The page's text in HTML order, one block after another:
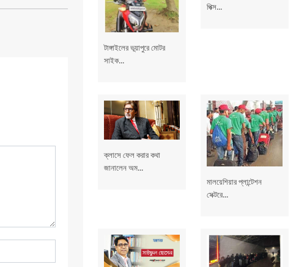
টাঙ্গাইলের ভূয়াপুরে মোটর
সাইক...
পিক্স...
ক্লাসে ফেল করার কথা
জানালেন অম...
মালয়েশিয়ার প্লান্টেশন
সেক্টরে...